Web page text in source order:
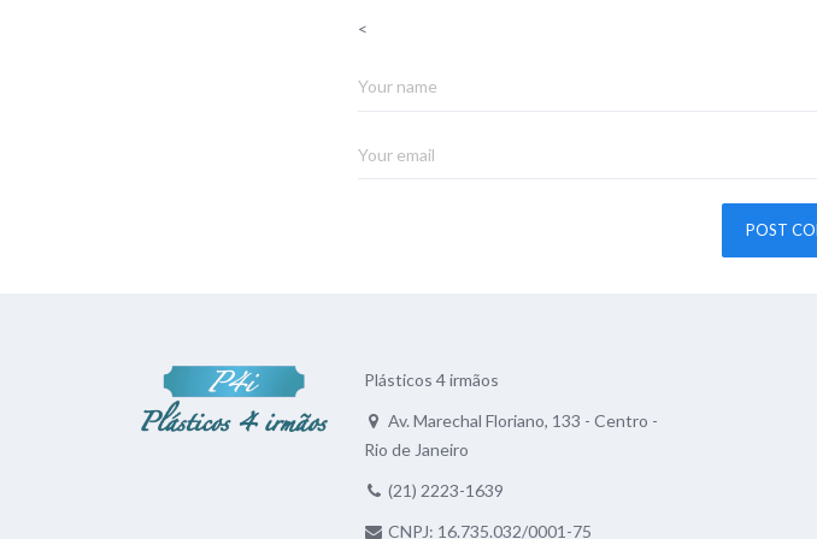
<
Plásticos 4 irmãos
Av. Marechal Floriano, 133 - Centro -
Rio de Janeiro
(21) 2223-1639
CNPJ: 16.735.032/0001-75